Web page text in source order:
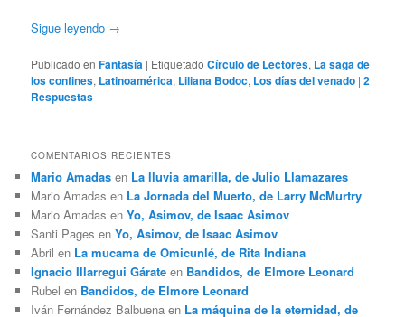
Sigue leyendo →
Publicado en Fantasía | Etiquetado Círculo de Lectores, La saga de
los confines, Latinoamérica, Liliana Bodoc, Los días del venado |2
Respuestas
COMENTARIOS RECIENTES
Mario Amadas en La lluvia amarilla, de Julio Llamazares
Mario Amadas en La Jornada del Muerto, de Larry McMurtry
Mario Amadas enYo, Asimov, de Isaac Asimov
Santi Pages enYo, Asimov, de Isaac Asimov
Abril en La mucama de Omicunlé, de Rita Indiana
Ignacio Illarregui Gárate en Bandidos, de Elmore Leonard
Rubel en Bandidos, de Elmore Leonard
Iván Fernández Balbuena en La máquina de la eternidad, de